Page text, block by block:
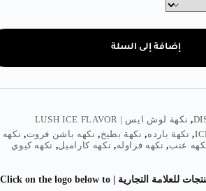
إضافة إلى السلة
, نكهة لوش ايس | LUSH ICE FLAVOR
, نكهة بارده, نكهة بطيخ, نكهه باشن فروت, نكهه
عنب, نكهه فراوله, نكهه كاراميل, نكهه كيوي
اضغط على الشعار ادناه لمشاهدة المزيد من المنتجات للعلامة التجارية | Click on the logo below to